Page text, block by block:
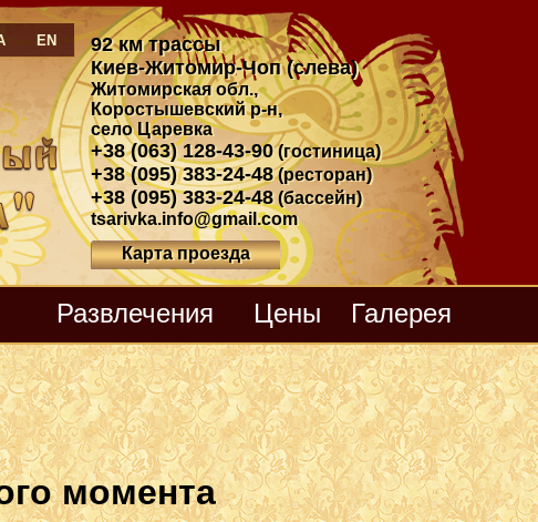
92 км трассы
Киев-Житомир-Чоп (слева)
Житомирская обл.,
Коростышевский р-н,
село Царевка
+38 (063) 128-43-90 (гостиница)
+38 (095) 383-24-48 (ресторан)
+38 (095) 383-24-48 (бассейн)
tsarivka.info@gmail.com
Карта проезда
EN
Развлечения Цены Галерея
момента